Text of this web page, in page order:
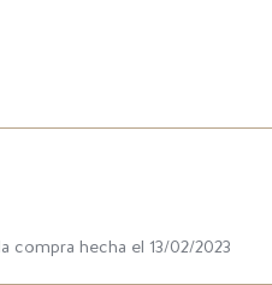
compra hecha el 13/02/2023